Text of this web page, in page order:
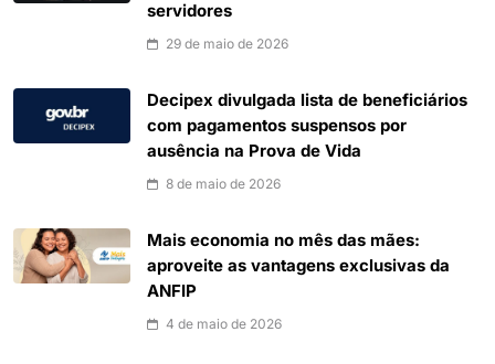
servidores
29 de maio de 2026
Decipex divulgada lista de beneficiários
com pagamentos suspensos por
ausência na Prova de Vida
8 de maio de 2026
Mais economia no mês das mães:
aproveite as vantagens exclusivas da
ANFIP
4 de maio de 2026